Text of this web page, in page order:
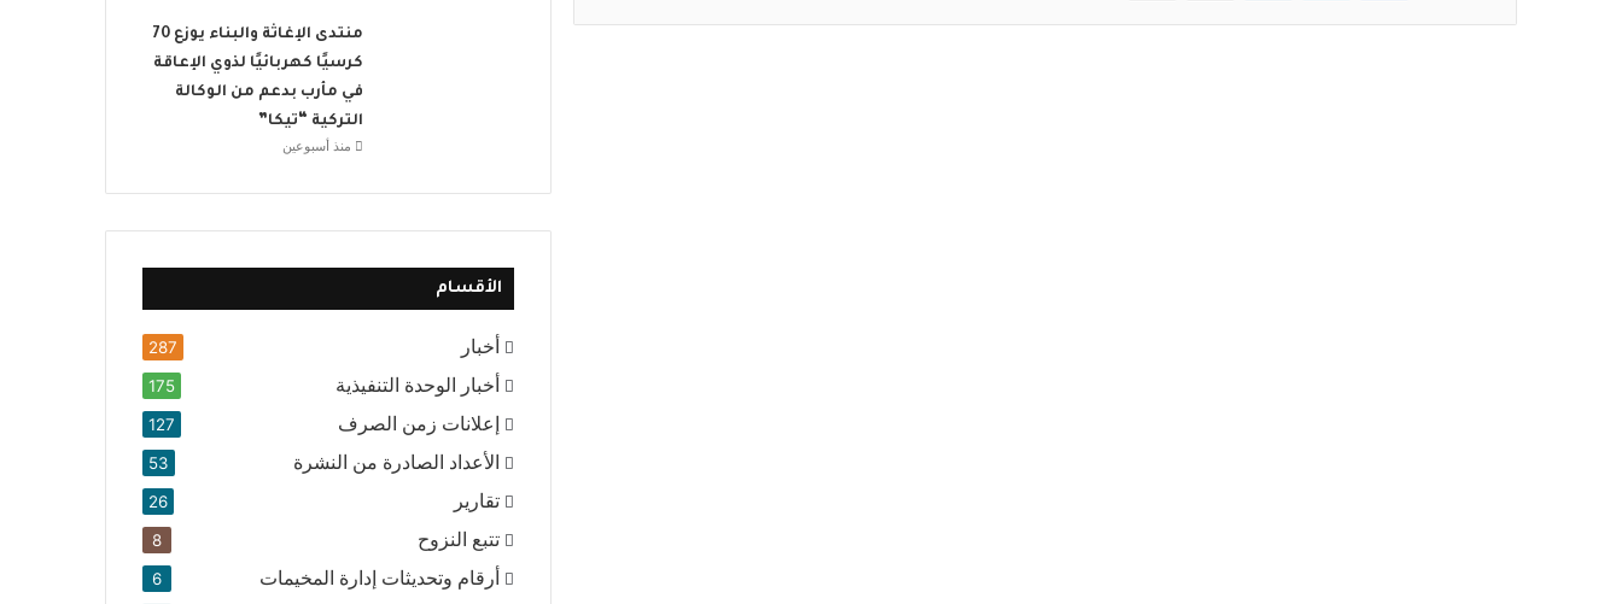
منتدى الإغاثة والبناء يوزع 70
كرسيًا كهربائيًا لذوي الإعاقة
في مأرب بدعم من الوكالة
التركية “تيكا”
منذ أسبوعين
الأقسام
أخبار 287
أخبار الوحدة التنفيذية 175
إعلانات زمن الصرف 127
الأعداد الصادرة من النشرة 53
تقارير 26
تتبع النزوح 8
أرقام وتحديثات إدارة المخيمات 6